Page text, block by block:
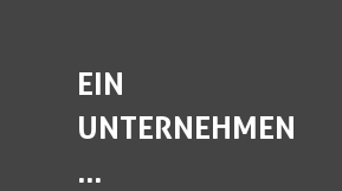
EIN
UNTERNEHMEN
...